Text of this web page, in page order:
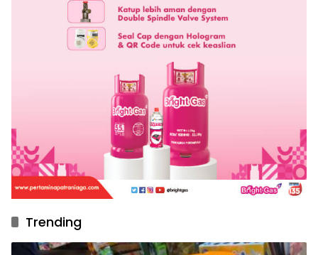
Trending